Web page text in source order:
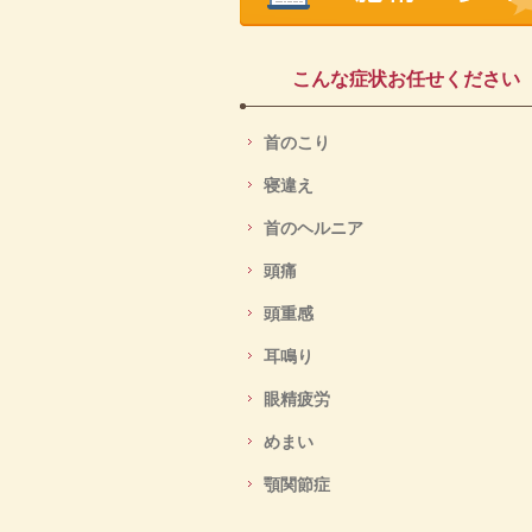
こんな症状お任せください
首のこり
寝違え
首のヘルニア
頭痛
頭重感
耳鳴り
眼精疲労
めまい
顎関節症